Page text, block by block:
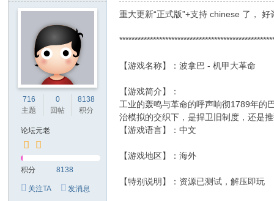
游
716
主题
0
回帖
8138
积分
论坛元老
积分 8138
关注TA 发消息
重大更新“正式版”+支持 chinese 了，
【游戏名称】：波拿巴 - 机甲大革命
【游戏简介】：
工业的轰鸣与革命的呼声响彻1789年的
治模拟的交织下，是捍卫旧制度，还是
【游戏语言】：中文
【游戏地区】：海外
【特别说明】：资源已测试，解压即玩